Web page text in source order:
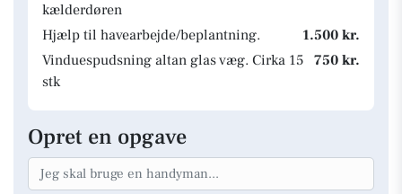
kælderdøren
Hjælp til havearbejde/beplantning.
1.500 kr.
Vinduespudsning altan glas væg. Cirka 15
stk
750 kr.
Opret en opgave